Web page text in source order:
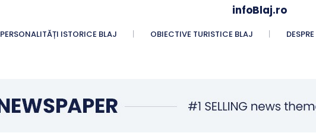
infoBlaj.ro
PERSONALITĂȚI ISTORICE BLAJ OBIECTIVE TURISTICE BLAJ